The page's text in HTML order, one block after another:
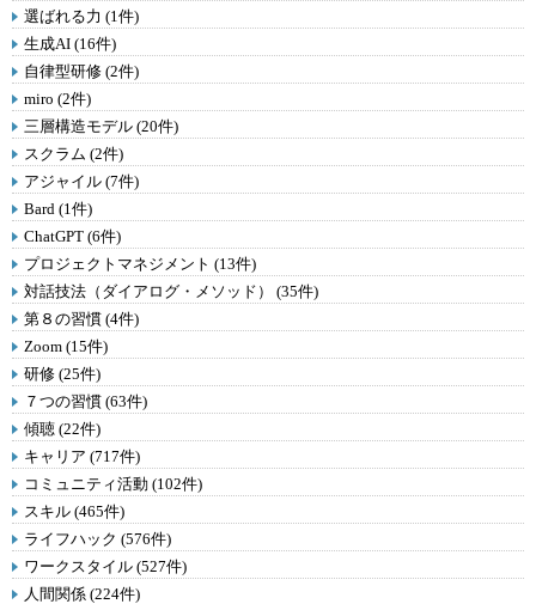
選ばれる力 (1件)
生成AI (16件)
自律型研修 (2件)
miro (2件)
三層構造モデル (20件)
スクラム (2件)
アジャイル (7件)
Bard (1件)
ChatGPT (6件)
プロジェクトマネジメント (13件)
対話技法（ダイアログ・メソッド） (35件)
第８の習慣 (4件)
Zoom (15件)
研修 (25件)
７つの習慣 (63件)
傾聴 (22件)
キャリア (717件)
コミュニティ活動 (102件)
スキル (465件)
ライフハック (576件)
ワークスタイル (527件)
人間関係 (224件)